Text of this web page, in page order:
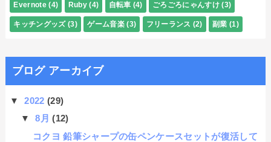
Evernote (4) Ruby (4) 自転車 (4) ごろごろにゃんすけ (3)
キッチングッズ (3) ゲーム音楽 (3) フリーランス (2) 副業 (1)
ブログ アーカイブ
▼2022(29)
▼8月(12)
コクヨ 鉛筆シャープの缶ペンケースセットが復活して